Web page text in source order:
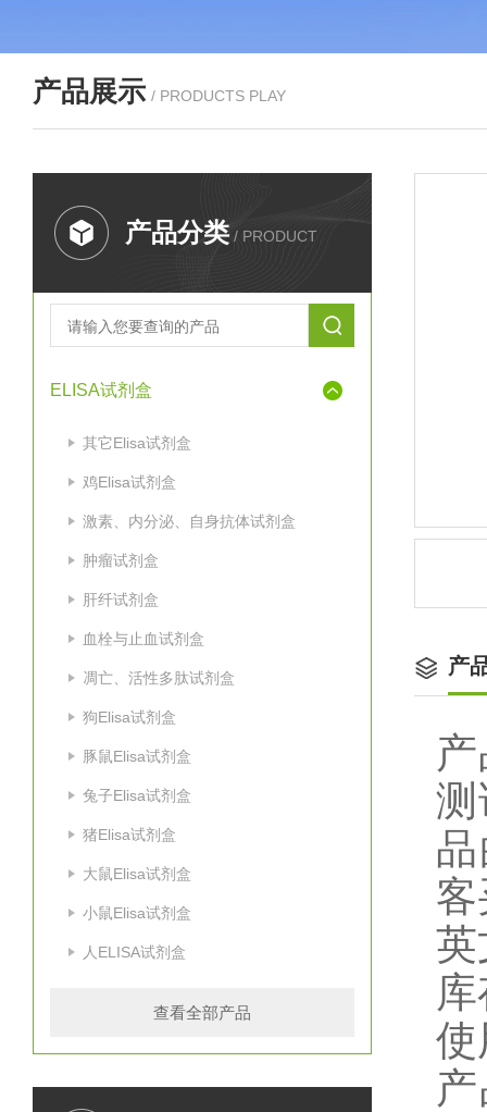
产品展示 / PRODUCTS PLAY
产品分类 / PRODUCT
ELISA试剂盒
其它Elisa试剂盒
鸡Elisa试剂盒
激素、内分泌、自身抗体试剂盒
肿瘤试剂盒
肝纤试剂盒
血栓与止血试剂盒
凋亡、活性多肽试剂盒
狗Elisa试剂盒
豚鼠Elisa试剂盒
兔子Elisa试剂盒
猪Elisa试剂盒
大鼠Elisa试剂盒
小鼠Elisa试剂盒
人ELISA试剂盒
查看全部产品
产
英
使